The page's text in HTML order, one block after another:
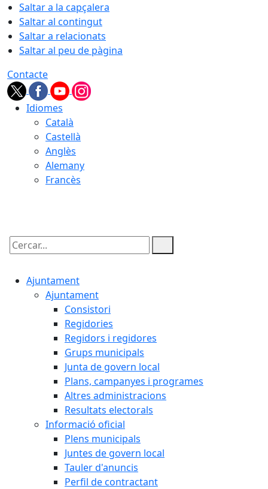
Saltar a la capçalera
Saltar al contingut
Saltar a relacionats
Saltar al peu de pàgina
Contacte
Idiomes
Català
Castellà
Anglès
Alemany
Francès
Cercar:
Ajuntament
Ajuntament
Consistori
Regidories
Regidors i regidores
Grups municipals
Junta de govern local
Plans, campanyes i programes
Altres administracions
Resultats electorals
Informació oficial
Plens municipals
Juntes de govern local
Tauler d'anuncis
Perfil de contractant